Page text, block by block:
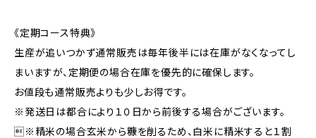
《定期コース特典》
生産が追いつかず通常販売は毎年後半には在庫がなくなってし
まいますが、定期便の場合在庫を優先的に確保します。
お値段も通常販売よりも少しお得です。
※発送日は都合により１０日から前後する場合がございます。
※精米の場合玄米から糠を削るため、白米に精米すると１割